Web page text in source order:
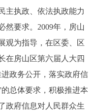
人文北京
视频北京
主执政、依法执政能力
然要求。2009年，房山
观为指导，在区委、区
在房山区第六届人大四
政务公开，落实政府信
总体要求，积极推进本
政府信息对人民群众生